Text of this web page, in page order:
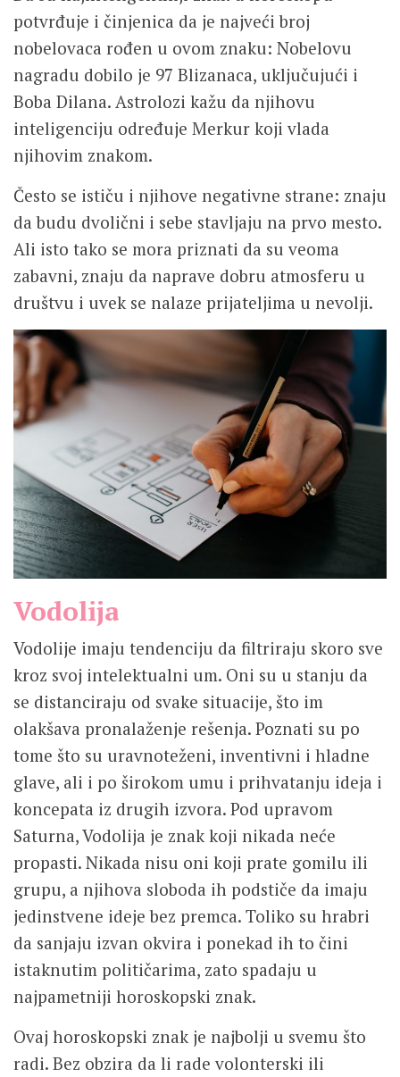
potvrđuje i činjenica da je najveći broj
nobelovaca rođen u ovom znaku: Nobelovu
nagradu dobilo je 97 Blizanaca, uključujući i
Boba Dilana. Astrolozi kažu da njihovu
inteligenciju određuje Merkur koji vlada
njihovim znakom.
Često se ističu i njihove negativne strane: znaju
da budu dvolični i sebe stavljaju na prvo mesto.
Ali isto tako se mora priznati da su veoma
zabavni, znaju da naprave dobru atmosferu u
društvu i uvek se nalaze prijateljima u nevolji.
Vodolija
Vodolije imaju tendenciju da filtriraju skoro sve
kroz svoj intelektualni um. Oni su u stanju da
se distanciraju od svake situacije, što im
olakšava pronalaženje rešenja. Poznati su po
tome što su uravnoteženi, inventivni i hladne
glave, ali i po širokom umu i prihvatanju ideja i
koncepata iz drugih izvora. Pod upravom
Saturna, Vodolija je znak koji nikada neće
propasti. Nikada nisu oni koji prate gomilu ili
grupu, a njihova sloboda ih podstiče da imaju
jedinstvene ideje bez premca. Toliko su hrabri
da sanjaju izvan okvira i ponekad ih to čini
istaknutim političarima, zato spadaju u
najpametniji horoskopski znak.
Ovaj horoskopski znak je najbolji u svemu što
radi. Bez obzira da li rade volonterski ili